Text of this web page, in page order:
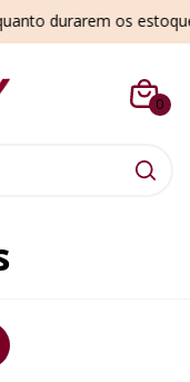
durarem os estoques
0